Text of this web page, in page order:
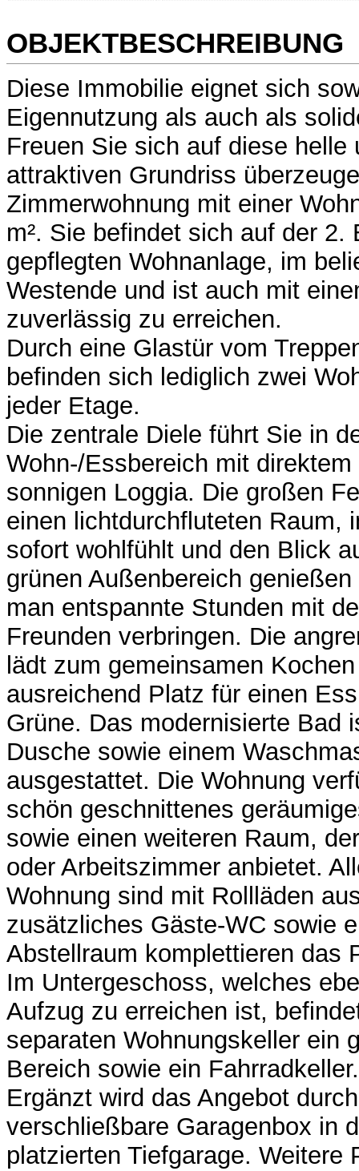
OBJEKTBESCHREIBUNG
Diese Immobilie eignet sich
Eigennutzung als auch als
Freuen Sie sich auf diese helle
attraktiven Grundriss
Zimmerwohnung mit einer
m². Sie befindet sich auf der 2.
gepflegten Wohnanlage, im
Westende und ist auch mit
zuverlässig zu erreichen.
Durch eine Glastür vom
befinden sich lediglich zwei
jeder Etage.
Die zentrale Diele führt Sie in
Wohn-/Essbereich mit
sonnigen Loggia. Die großen
einen lichtdurchfluteten Raum,
sofort wohlfühlt und den Blick
grünen Außenbereich
man entspannte Stunden mit
Freunden verbringen. Die
lädt zum gemeinsamen
ausreichend Platz für einen
Grüne. Das modernisierte Bad
Dusche sowie einem
ausgestattet. Die Wohnung
schön geschnittenes
sowie einen weiteren Raum,
oder Arbeitszimmer anbietet.
Wohnung sind mit Rollläden
zusätzliches Gäste-WC sowie
Abstellraum komplettieren das
Im Untergeschoss, welches
Aufzug zu erreichen ist,
separaten Wohnungskeller ein
Bereich sowie ein Fahrradkeller.
Ergänzt wird das Angebot
verschließbare Garagenbox in
platzierten Tiefgarage. Weitere